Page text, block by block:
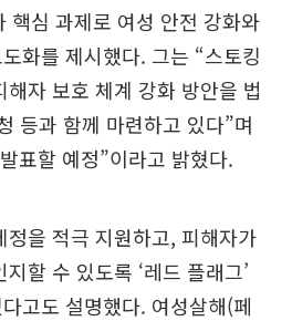
핵심 과제로 여성 안전 강화와
화를 제시했다. 그는 “스토킹
자 보호 체계 강화 방안을 법
등과 함께 마련하고 있다”며
표할 예정”이라고 밝혔다.
정을 적극 지원하고, 피해자가
할 수 있도록 ‘레드 플래그’
고도 설명했다. 여성살해(페